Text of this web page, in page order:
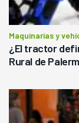
Maquinarias y
¿El tractor
Rural de